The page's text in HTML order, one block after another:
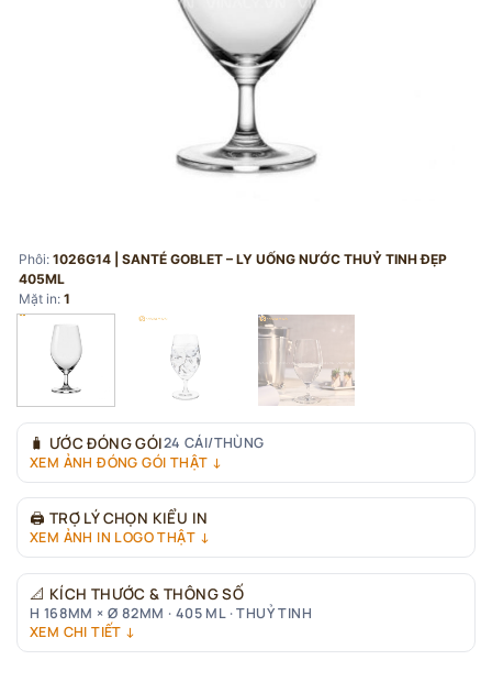
Phôi: 1026G14 | SANTÉ GOBLET – LY UỐNG NƯỚC THUỶ TINH ĐẸP
405ML
Mặt in: 1
🧳 ƯỚC ĐÓNG GÓI24 CÁI/THÙNG
XEM ẢNH ĐÓNG GÓI THẬT ↓
🖨 TRỢ LÝ CHỌN KIỂU IN
XEM ẢNH IN LOGO THẬT ↓
📐 KÍCH THƯỚC & THÔNG SỐ
H 168MM × Ø 82MM · 405 ML · THUỶ TINH
XEM CHI TIẾT ↓